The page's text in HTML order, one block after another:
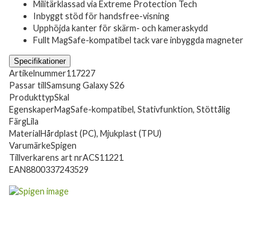
Militärklassad via Extreme Protection Tech
Inbyggt stöd för handsfree-visning
Upphöjda kanter för skärm- och kameraskydd
Fullt MagSafe-kompatibel tack vare inbyggda magneter
Specifikationer
Artikelnummer117227
Passar tillSamsung Galaxy S26
ProdukttypSkal
EgenskaperMagSafe-kompatibel, Stativfunktion, Stöttålig
FärgLila
MaterialHårdplast (PC), Mjukplast (TPU)
VarumärkeSpigen
Tillverkarens art nrACS11221
EAN8800337243529